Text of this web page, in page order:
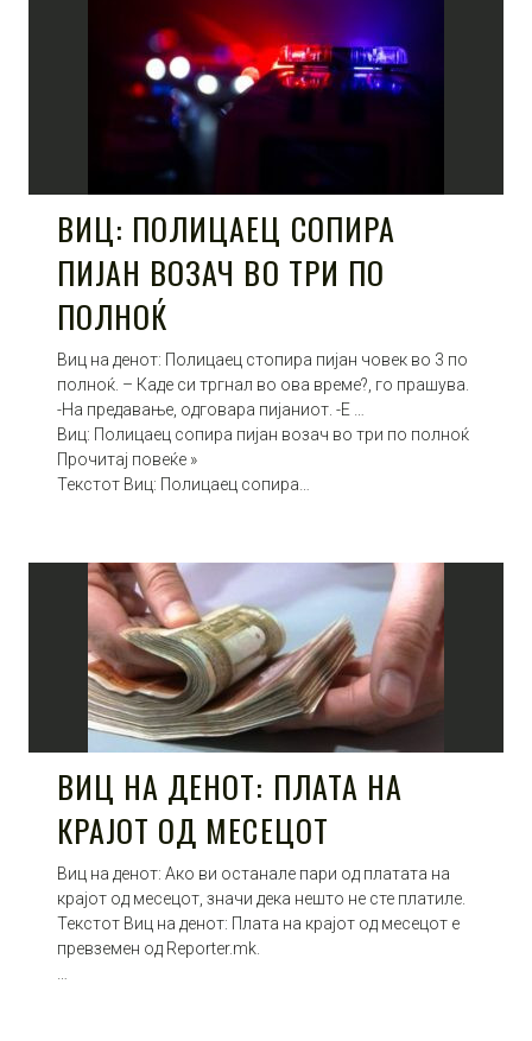
ВИЦ: ПОЛИЦАЕЦ СОПИРА
ПИЈАН ВОЗАЧ ВО ТРИ ПО
ПОЛНОЌ
Виц на денот: Полицаец стопира пијан човек во 3 по
полноќ. – Каде си тргнал во ова време?, го прашува.
-На предавање, одговара пијаниот. -Е …
Виц: Полицаец сопира пијан возач во три по полноќ
Прочитај повеќе »
Текстот Виц: Полицаец сопира…
ВИЦ НА ДЕНОТ: ПЛАТА НА
КРАЈОТ ОД МЕСЕЦОТ
Виц на денот: Ако ви останале пари од платата на
крајот oд месецот, значи дека нешто не сте платиле.
Текстот Виц на денот: Плата на крајот од месецот е
превземен од Reporter.mk.